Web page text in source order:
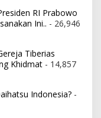
RI Prabowo
Ini.. - 26,946
Tiberias
Khidmat - 14,857
Indonesia? -